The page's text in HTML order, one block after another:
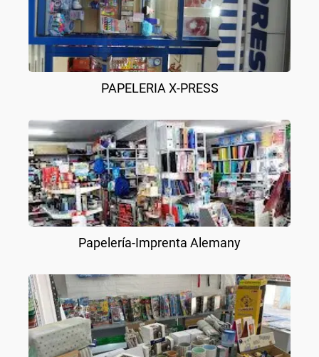
PAPELERIA X-PRESS
Papelería-Imprenta Alemany